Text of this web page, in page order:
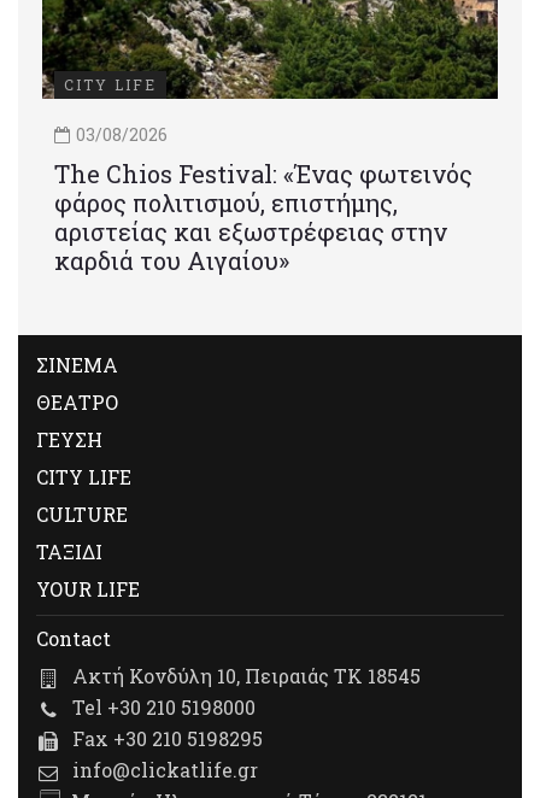
CITY LIFE
03/08/2026
Τhe Chios Festival: «Ένας φωτεινός
φάρος πολιτισμού, επιστήμης,
αριστείας και εξωστρέφειας στην
καρδιά του Αιγαίου»
ΣΙΝΕΜΑ
ΘΕΑΤΡΟ
ΓΕΥΣΗ
CITY LIFE
CULTURE
ΤΑΞΙΔΙ
YOUR LIFE
Contact
Ακτή Κονδύλη 10, Πειραιάς ΤΚ 18545
Tel +30 210 5198000
Fax +30 210 5198295
info@clickatlife.gr